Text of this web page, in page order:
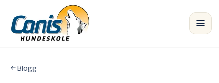
Skip to main content
Kurs
Blogg